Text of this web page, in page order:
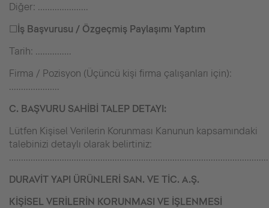
Diğer: .....................
☐İş Başvurusu / Özgeçmiş Paylaşımı Yaptım
Tarih: ...............
Firma / Pozisyon (Üçüncü kişi firma çalışanları için):
.....................
C. BAŞVURU SAHİBİ TALEP DETAYI:
Lütfen Kişisel Verilerin Korunması Kanunun kapsamındaki
talebinizi detaylı olarak belirtiniz:
DURAVİT YAPI ÜRÜNLERİ SAN. VE TİC. A.Ş.
KİŞİSEL VERİLERİN KORUNMASI VE İŞLENMESİ